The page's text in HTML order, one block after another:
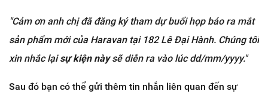
"Cảm ơn anh chị đã đăng ký tham dự buổi họp báo ra mắt
sản phẩm mới của Haravan tại 182 Lê Đại Hành. Chúng tôi
xin nhắc lạisự kiện nàysẽ diễn ra vào lúc dd/mm/yyyy."
Sau đó bạn có thể gửi thêm tin nhắn liên quan đến sự